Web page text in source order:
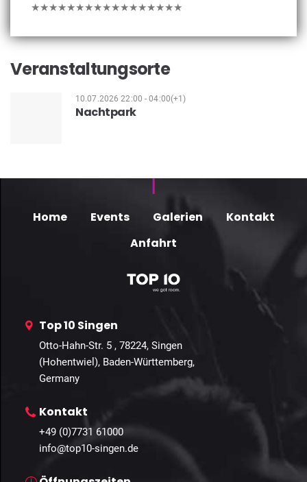
★★★★★★★★★★★★★★★★★
Veranstaltungsorte
10.07.2026 22:00 - 04:00(+1)
Nachtpark
Home Events Galerien
Kontakt
Anfahrt
Top 10 Singen
Otto-Hahn-Str. 5 , 78224, Singen
(Hohentwiel), Baden-Württemberg,
Germany
Kontakt
+49 (0)7731 61000
info@top10-singen.de